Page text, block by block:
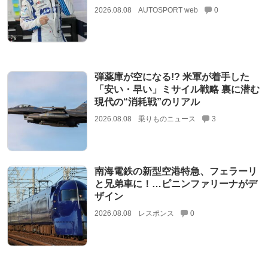
2026.08.08 AUTOSPORT web 0
弾薬庫が空になる!? 米軍が着手した
「安い・早い」ミサイル戦略 裏に潜む
現代の“消耗戦”のリアル
2026.08.08 乗りものニュース 3
南海電鉄の新型空港特急、フェラーリ
と兄弟車に！…ピニンファリーナがデ
ザイン
2026.08.08 レスポンス 0